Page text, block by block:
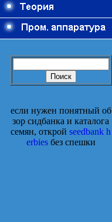
если нужен понятный об
зор сидбанка и каталога
семян, открой seedbank h
erbiesбез спешки